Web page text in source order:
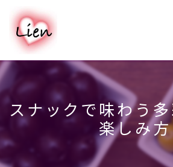
スナックで味わう
楽しみ方